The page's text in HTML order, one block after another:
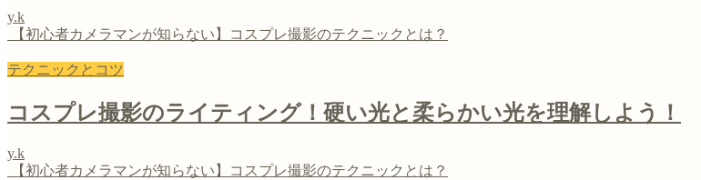
y.k
【初心者カメラマンが知らない】コスプレ撮影のテクニックとは？
テクニックとコツ
コスプレ撮影のライティング！硬い光と柔らかい光を理解しよう！
y.k
【初心者カメラマンが知らない】コスプレ撮影のテクニックとは？